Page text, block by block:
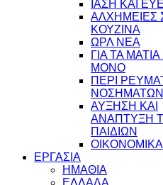
ΙΑΣΗ ΚΑΙ
ΑΛΧΗΜΕΙΕΣ
ΚΟΥΖΙΝΑ
ΩΡΛ ΝEA
ΓΙΑ ΤΑ
ΜΟΝΟ
ΠΕΡΙ
ΝΟΣΗΜΑΤΩΝ
ΑΥΞΗΣΗ ΚΑΙ
ΑΝΑΠΤΥΞΗ
ΠΑΙΔΙΩΝ
ΕΡΓΑΣΙΑ
ΗΜΑΘΙΑ
ΕΛΛΑΔΑ